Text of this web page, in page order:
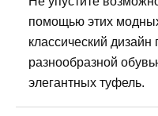
помощью этих
классический
разнообразной
элегантных туфель.